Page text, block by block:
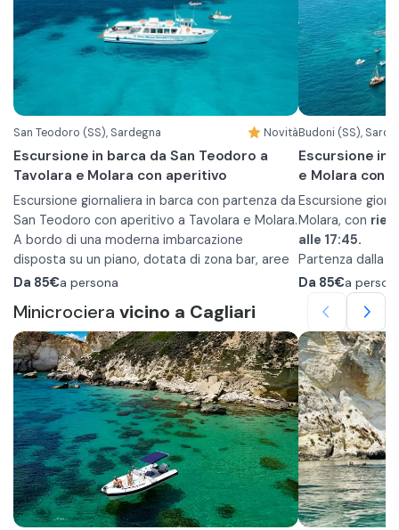
San Teodoro (SS), Sardegna Novità
Escursione in barca da San Teodoro a
Tavolara e Molara con aperitivo
Escursione giornaliera in barca con partenza da
San Teodoro con aperitivo a Tavolara e Molara.
A bordo di una moderna imbarcazione
disposta su un piano, dotata di zona bar, aree
relax al sole e al coperto, servizi igienici e zone
Itinerario della giornata:
•Sosta per il bagno nelle suggestive piscine
naturali di Molara
•Sbarco al pontile dell'isola di Tavolara per
esplorare questo paradiso naturale
•Sosta bagno nelle acque cristalline di Capo
Coda Cavallo
•Sosta bagno al largo della splendida Cala
Brandinchi
•Sosta bagno a Cala Girgolu
Durante l'escursione verranno serviti due
aperitivi: uno a base di affettati e formaggi e
uno con anguria fresca e un calice di prosecco
Da 85€a persona
Budoni (SS),
Escursione in
e Molara con
Escursione
Molara, con
alle 17:45.
Partenza dalla
Dopo un
200/300
bordo della
Dopo essere
salire altre
•Prima sosta
Capo Coda
•Sbarco al
Tavolara, dove
esplorare l'isola
•Tappa alle
Molara, con
Durante la
bordo con
da vino e acqua.
Da 85€a
Minicrociera vicino a Cagliari